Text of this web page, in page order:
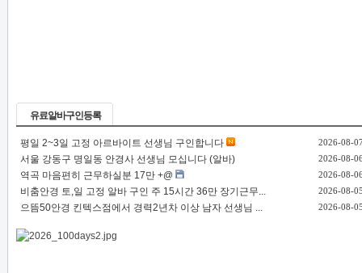
유료알바구인등록
평일 2~3일 고정 아르바이트 선생님 구인합니다 2026-08-
서울 강동구 명일동 안경사 선생님 모십니다 (알바) 2026-08-
역곡 마음편히 근무하실분 17만 +@ 2026-08-
비춤안경 토,일 고정 알바 구인 주 15시간 36만 장기근무... 2026-08-
으뜸50안경 킨텍스점에서 경력2년차 이상 남자 선생님 ... 2026-08-